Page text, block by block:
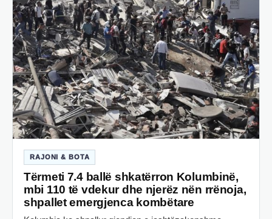
RAJONI & BOTA
Tërmeti 7.4 ballë shkatërron Kolumbinë,
mbi 110 të vdekur dhe njerëz nën rrënoja,
shpallet emergjenca kombëtare